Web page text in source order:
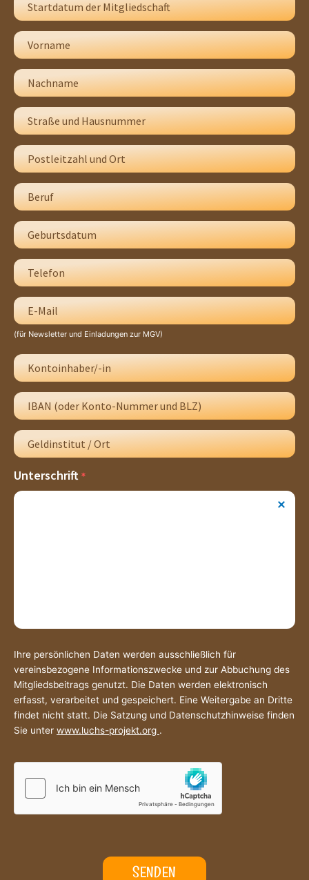
(für Newsletter und Einladungen zur MGV)
Unterschrift *
Ihre persönlichen Daten werden ausschließlich für
vereinsbezogene Informationszwecke und zur Abbuchung des
Mitgliedsbeitrags genutzt. Die Daten werden elektronisch
erfasst, verarbeitet und gespeichert. Eine Weitergabe an Dritte
findet nicht statt. Die Satzung und Datenschutzhinweise finden
Sie unter www.luchs-projekt.org .
SENDEN